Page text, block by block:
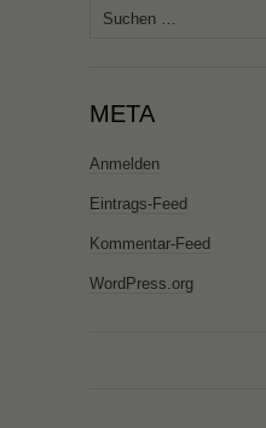
Suchen
META
Anmelden
Eintrags-Feed
Kommentar-Feed
WordPress.org